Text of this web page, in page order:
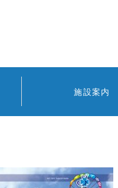
施設案内